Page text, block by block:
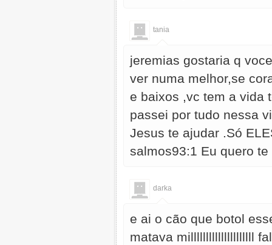
tania
jeremias gostaria q
ver numa melhor,se
e baixos ,vc tem a vida
passei por tudo nessa
Jesus te ajudar .Só
salmos93:1 Eu quero
darka
e ai o cão que botol
matava milllllllllllllllllllll